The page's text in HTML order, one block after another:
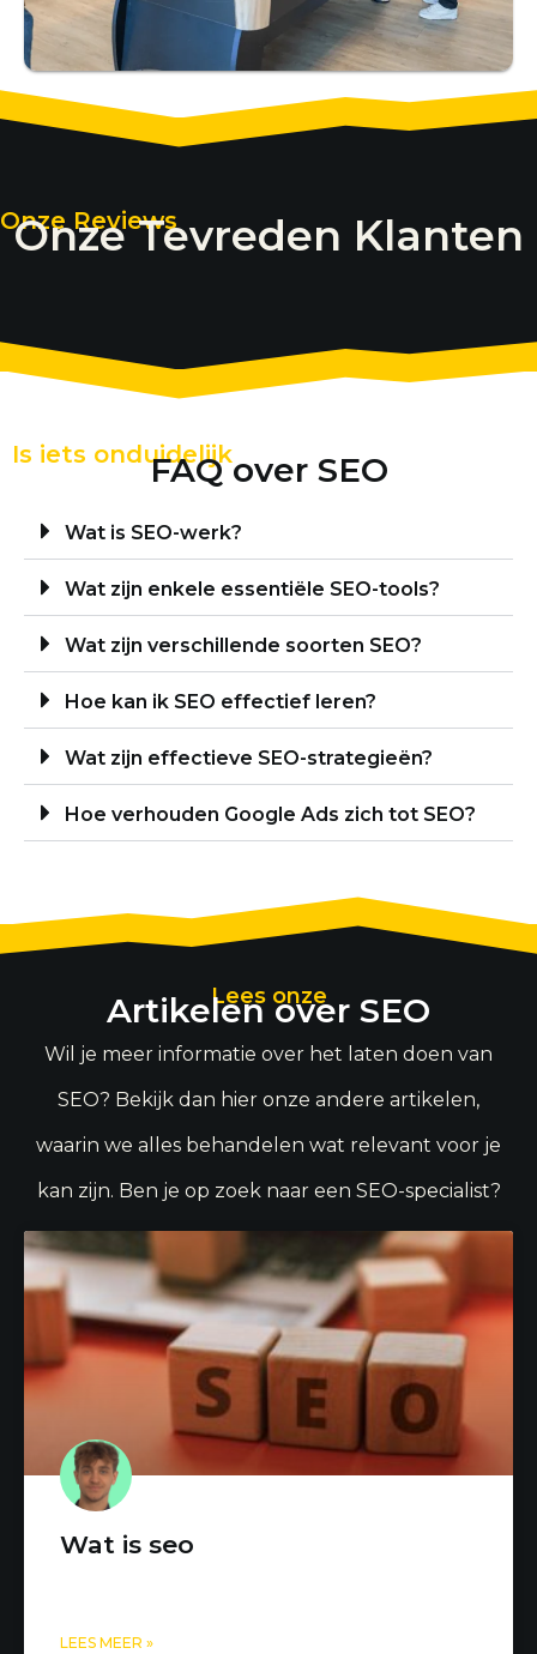
Onze Reviews
Onze Tevreden Klanten
Is iets onduidelijkFAQ over SEO
Wat is SEO-werk?
Wat zijn enkele essentiële SEO-tools?
Wat zijn verschillende soorten SEO?
Hoe kan ik SEO effectief leren?
Wat zijn effectieve SEO-strategieën?
Hoe verhouden Google Ads zich tot SEO?
Lees onze
Artikelen over SEO
Wil je meer informatie over het laten doen van
SEO? Bekijk dan hier onze andere artikelen,
waarin we alles behandelen wat relevant voor je
kan zijn. Ben je op zoek naar een SEO-specialist?
Wat is seo
LEES MEER »